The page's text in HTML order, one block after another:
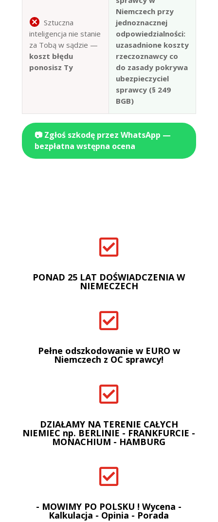
Sztuczna
inteligencja nie stanie
za Tobą w sądzie —
koszt błędu
ponosisz Ty
Niemczech przy
jednoznacznej
odpowiedzialności:
uzasadnione koszty
rzeczoznawcy co
do zasady pokrywa
ubezpieczyciel
sprawcy (§ 249
BGB)
📷 Zgłoś szkodę przez WhatsApp —
bezpłatna wstępna ocena

PONAD 25 LAT DOŚWIADCZENIA W
NIEMECZECH

Pełne odszkodowanie w EURO w
Niemczech z OC sprawcy!

DZIAŁAMY NA TERENIE CAŁYCH
NIEMIEC np. BERLINIE - FRANKFURCIE -
MONACHIUM - HAMBURG

- MOWIMY PO POLSKU ! Wycena -
Kalkulacja - Opinia - Porada